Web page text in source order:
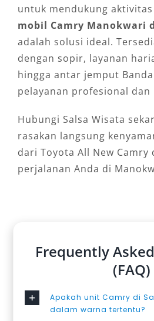
untuk mendukung
mobil Camry Manokwari
adalah solusi ideal.
dengan sopir, layanan
hingga antar jemput
pelayanan profesional
Hubungi Salsa Wisata
rasakan langsung
dari Toyota All New Camry
perjalanan Anda di
Frequently
(FAQ)
Apakah unit Camry di
dalam warna tertentu?